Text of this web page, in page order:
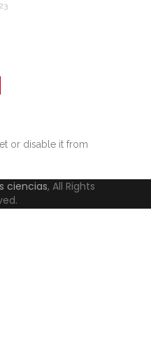
or disable it from
ciencias, All Rights